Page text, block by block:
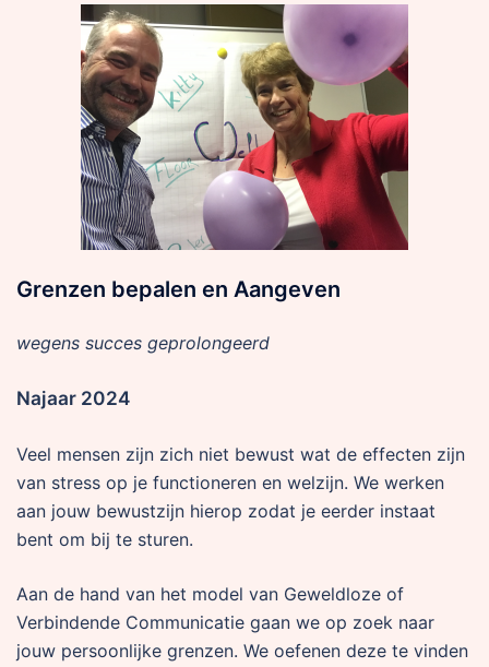
Grenzen bepalen en Aangeven
wegens succes geprolongeerd
Najaar 2024
Veel mensen zijn zich niet bewust wat de effecten zijn
van stress op je functioneren en welzijn. We werken
aan jouw bewustzijn hierop zodat je eerder instaat
bent om bij te sturen.
Aan de hand van het model van Geweldloze of
Verbindende Communicatie gaan we op zoek naar
jouw persoonlijke grenzen. We oefenen deze te vinden